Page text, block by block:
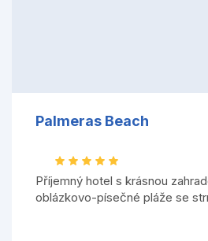
Palmeras Beach
Příjemný hotel s krásnou
oblázkovo-písečné pláže se